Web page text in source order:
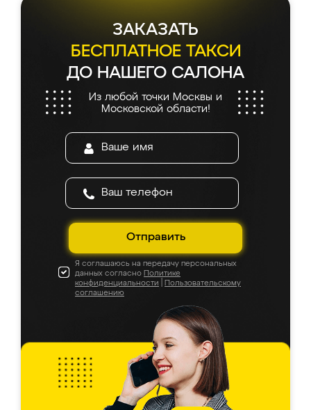
ЗАКАЗАТЬ
БЕСПЛАТНОЕ ТАКСИ
ДО НАШЕГО САЛОНА
Из любой точки Москвы и
Московской области!
Отправить
Я соглашаюсь на передачу персональных
данных согласно Политике
конфиденциальности
Пользовательскому
соглашению